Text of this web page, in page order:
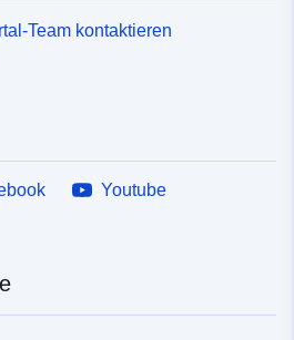
Team kontaktieren
Youtube